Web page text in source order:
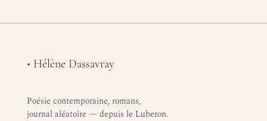
• Hélène Dassavray
Poésie contemporaine, romans,
journal aléatoire — depuis le Luberon.